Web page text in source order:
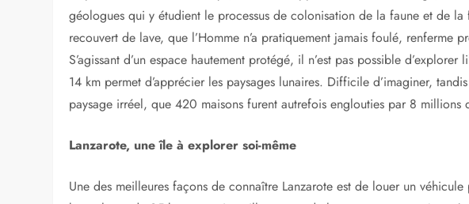
Parc national de Timanfaya, les montagnes de feu